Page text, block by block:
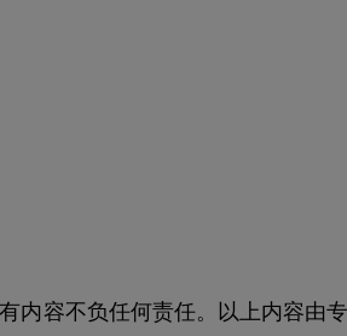
内容不负任何责任。以上内容由